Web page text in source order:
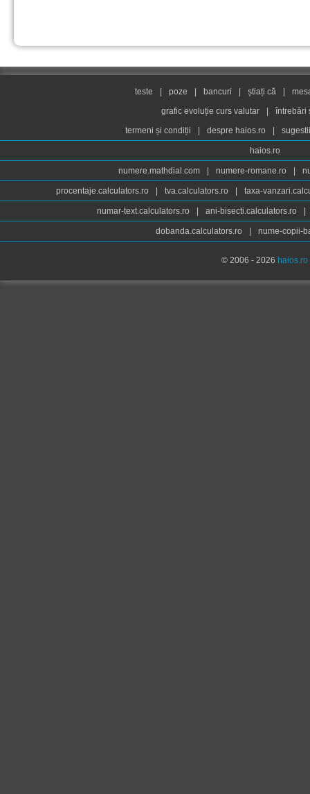
teste poze bancuri știați că
grafic evoluție curs valutar
întrebări
termeni și condiții
despre haios.ro
haios.ro
numere.mathdial.com numere-romane.ro
procentaje.calculators.ro tva.calculators.ro taxa-
numar-text.calculators.ro ani-bisecti.calculators.ro
dobanda.calculators.ro nume-copii-
© 2006 - 2026 haios.ro